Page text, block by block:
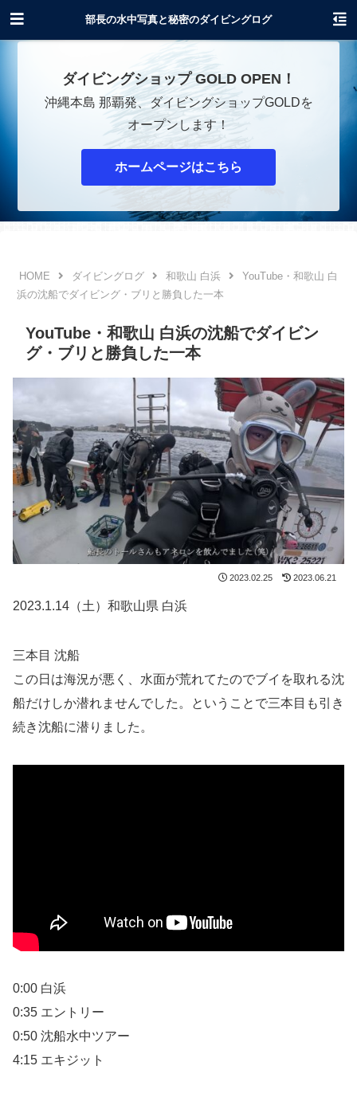
沖縄でダイビングショップOPENします！
ダイビングショップ GOLD OPEN！
沖縄本島 那覇発、ダイビングショップGOLDを
オープンします！
ホームページはこちら
ダイビングログ 和歌山 白浜
YouTube・和歌山 白
浜の沈船でダイビング・ブリと勝負した一本
YouTube・和歌山 白浜の沈船でダイビン
グ・ブリと勝負した一本
2023.02.25 2023.06.21
2023.1.14（土）和歌山県 白浜
三本目 沈船
この日は海況が悪く、水面が荒れてたのでブイを取れる沈
船だけしか潜れませんでした。ということで三本目も引き
続き沈船に潜りました。
0:00 白浜
0:35 エントリー
0:50 沈船水中ツアー
4:15 エキジット
部長の水中写真と秘密のダイビングログ